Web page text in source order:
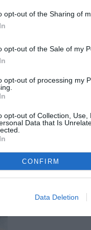
opt-out of the Sharing of
opt-out of the Sale of my
opt-out of processing my
opt-out of Collection,
Data that Is
CONFIRM
Data Deletion
χρόνο 28:10,
με χρόνο 35:46,
Σοφία με χρόνο
και Φαναρά
του διοργανωτές
RUN